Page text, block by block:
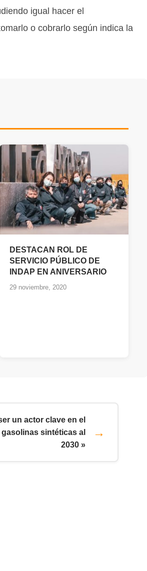
igual hacer el
o cobrarlo según indica la
DESTACAN ROL DE
SERVICIO PÚBLICO DE
INDAP EN ANIVERSARIO
29 noviembre, 2020
un actor clave en el
sintéticas al
2030 »